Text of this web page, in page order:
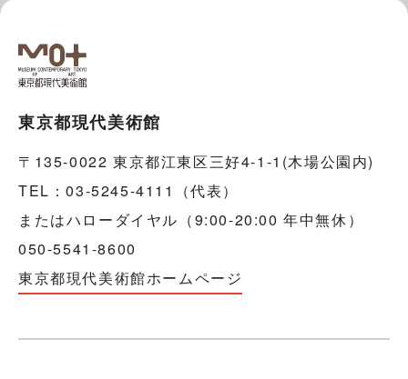
東京都現代美術館
〒135-0022 東京都江東区三好4-1-1(木場公園内)
TEL：03-5245-4111（代表）
またはハローダイヤル（9:00-20:00 年中無休）
050-5541-8600
東京都現代美術館ホームページ